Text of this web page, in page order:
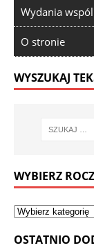
Wydania
O stronie
WYSZUKAJ
WYBIERZ
OSTATNIO